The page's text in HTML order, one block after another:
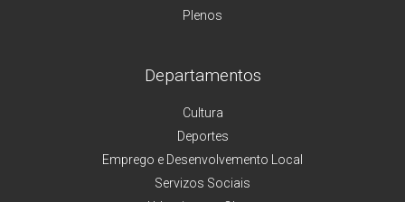
Plenos
Departamentos
Cultura
Deportes
Emprego e Desenvolvemento Local
Servizos Sociais